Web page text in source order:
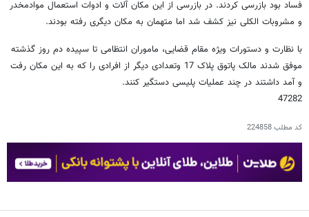
فساد بود بازرسی کردند. در بازرسی از این مکان آلات و ادوات استعمال موادمخدر
و مشروبات الکلی نیز کشف شد اما متهمان به مکان دیگری رفته بودند.
با نظارت و دستورات ویژه مقام قضایی، ماموران انتظامی تا سپیده دم روز گذشته
موفق شدند مالک پاتوق پلاک 17 وتعدادی دیگر از افرادی را که به این مکان رفت
و آمد داشتند در چند عملیات پلیسی دستگیر کنند.
47282
کد مطلب224858